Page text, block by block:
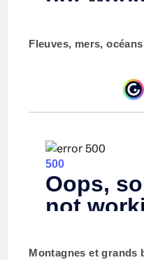
Fleuves, mers,
Montagnes et grands